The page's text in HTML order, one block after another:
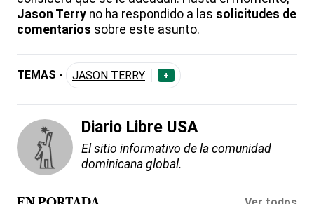
Jason Terry no ha respondido a las solicitudes de
comentarios sobre este asunto.
TEMAS - JASON TERRY +
Diario Libre USA
El sitio informativo de la comunidad
dominicana global.